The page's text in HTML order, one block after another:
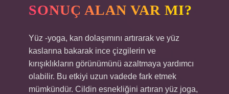
SONUÇ ALAN VAR MI?
Yüz -yoga, kan dolaşımını artırarak ve yüz
kaslarına bakarak ince çizgilerin ve
kırışıklıkların görünümünü azaltmaya yardımcı
olabilir. Bu etkiyi uzun vadede fark etmek
mümkündür. Cildin esnekliğini artıran yüz joga,